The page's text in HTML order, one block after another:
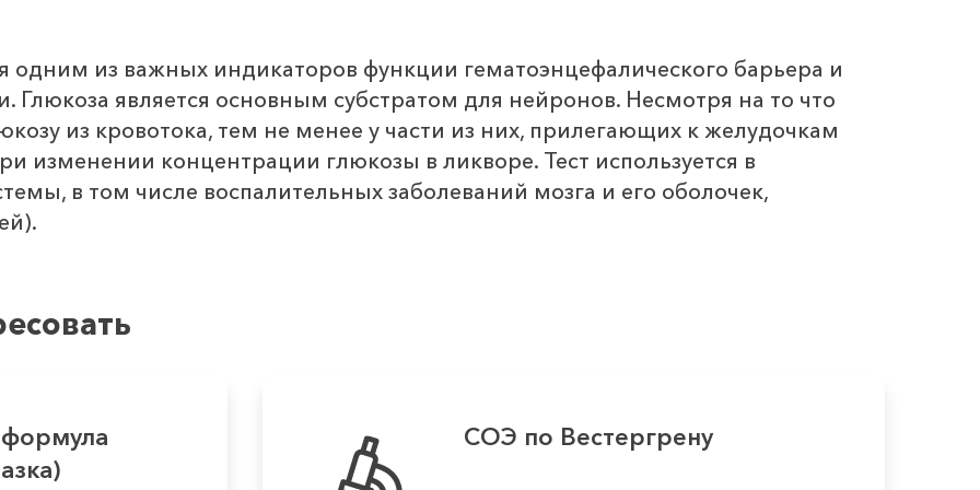
одним из важных индикаторов функции гематоэнцефалического барьера и
Глюкоза является основным субстратом для нейронов. Несмотря на то что
из кровотока, тем не менее у части из них, прилегающих к желудочкам
изменении концентрации глюкозы в ликворе. Тест используется в
в том числе воспалительных заболеваний мозга и его оболочек,
СОЭ по Вестергрену